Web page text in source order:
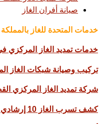
صيانة أفران الغاز
خدمات المتحدة للغاز
خدمات تمديد الغاز المركزي
تركيب وصيانة شبكات الغاز
شركة تمديد الغاز المركزي
كشف تسرب الغاز 10 إرشادي